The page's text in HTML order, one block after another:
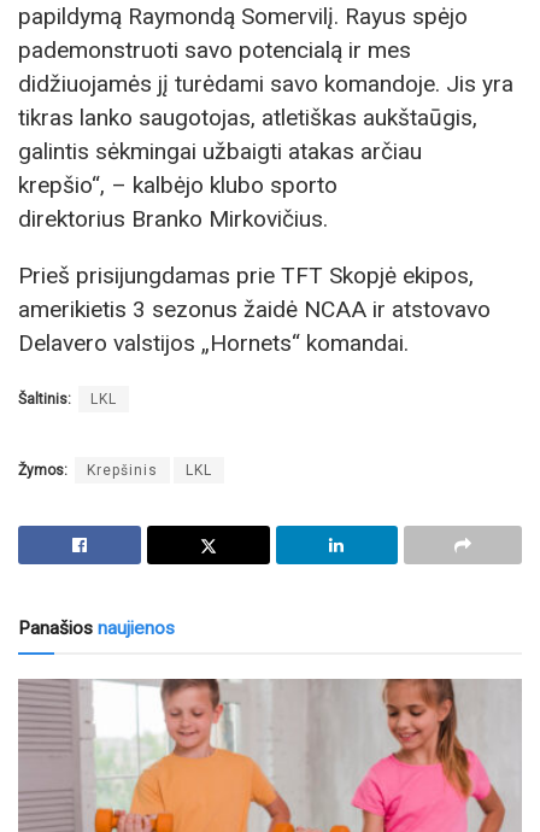
papildymą Raymondą Somervilį. Rayus spėjo
pademonstruoti savo potencialą ir mes
didžiuojamės jį turėdami savo komandoje. Jis yra
tikras lanko saugotojas, atletiškas aukštaūgis,
galintis sėkmingai užbaigti atakas arčiau
krepšio“, – kalbėjo klubo sporto
direktorius Branko Mirkovičius.
Prieš prisijungdamas prie TFT Skopjė ekipos,
amerikietis 3 sezonus žaidė NCAA ir atstovavo
Delavero valstijos „Hornets“ komandai.
Šaltinis: LKL
Žymos: Krepšinis LKL
Panašios naujienos